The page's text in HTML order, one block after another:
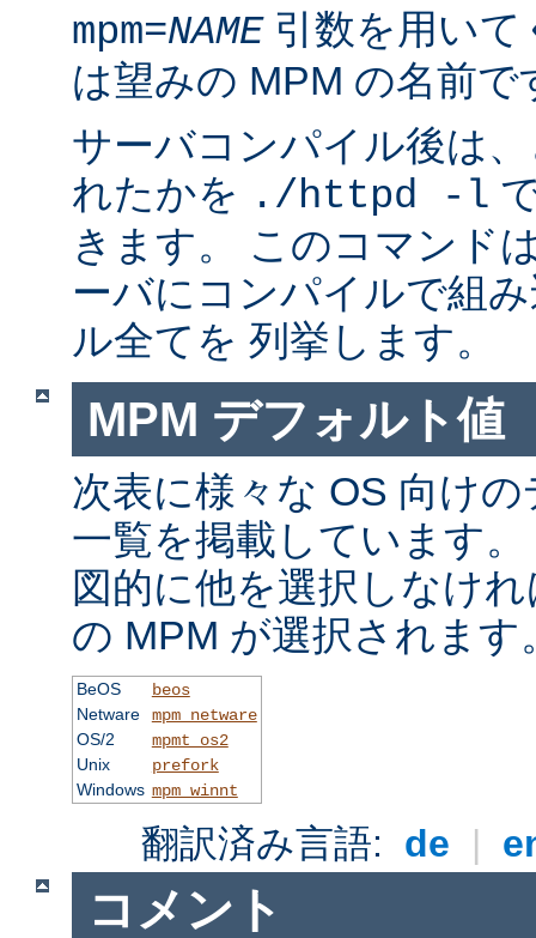
mpm=NAME引数を用い
は望みの MPM の名前で
サーバコンパイル後は
れたかを ./httpd -l
きます。 このコマンド
ーバにコンパイルで組
ル全てを 列挙します。
MPM デフォルト値
次表に様々な OS 向け
一覧を掲載しています
図的に他を選択しなけ
の MPM が選択されます
BeOS
beos
Netware
mpm_netware
OS/2
mpmt_os2
Unix
prefork
Windows mpm_winnt
翻訳済み言語: de |
コメント